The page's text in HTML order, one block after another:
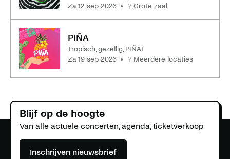
za 12 sep 2026
Grote zaal
PIÑA
Tropisch, gezellig, PIÑA!
za 19 sep 2026
Meerdere locaties
Blijf op de hoogte
Van alle actuele concerten, agenda, ticketverkoop
Inschrijven nieuwsbrief